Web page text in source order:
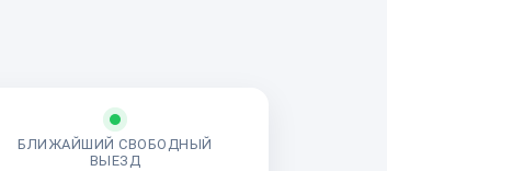
БЛИЖАЙШИЙ СВОБОДНЫЙ
ВЫЕЗД